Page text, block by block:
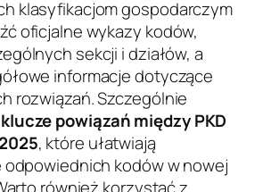
klasyfikacjom gospodarczym
oficjalne wykazy kodów,
sekcji i działów, a
informacje dotyczące
rozwiązań. Szczególnie
klucze powiązań między PKD
, które ułatwiają
kodów w nowej
również korzystać z